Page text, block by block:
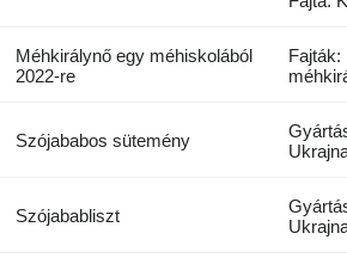
Méhkirálynő egy méhiskolából
2022-re
Fajták:
Szójababos sütemény
Szójababliszt